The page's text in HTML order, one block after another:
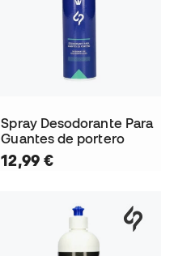
Spray Desodorante Para
Guantes de portero
12,99 €